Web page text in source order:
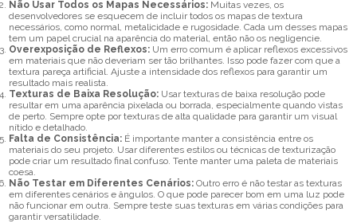
Não Usar Todos os Mapas Necessários: Muitas vezes, os
desenvolvedores se esquecem de incluir todos os mapas de textura
necessários, como normal, metalicidade e rugosidade. Cada um desses mapas
tem um papel crucial na aparência do material, então não os negligencie.
Overexposição de Reflexos: Um erro comum é aplicar reflexos excessivos
em materiais que não deveriam ser tão brilhantes. Isso pode fazer com que a
textura pareça artificial. Ajuste a intensidade dos reflexos para garantir um
resultado mais realista.
Texturas de Baixa Resolução: Usar texturas de baixa resolução pode
resultar em uma aparência pixelada ou borrada, especialmente quando vistas
de perto. Sempre opte por texturas de alta qualidade para garantir um visual
nítido e detalhado.
Falta de Consistência: É importante manter a consistência entre os
materiais do seu projeto. Usar diferentes estilos ou técnicas de texturização
pode criar um resultado final confuso. Tente manter uma paleta de materiais
coesa.
Não Testar em Diferentes Cenários: Outro erro é não testar as texturas
em diferentes cenários e ângulos. O que pode parecer bom em uma luz pode
não funcionar em outra. Sempre teste suas texturas em várias condições para
garantir versatilidade.